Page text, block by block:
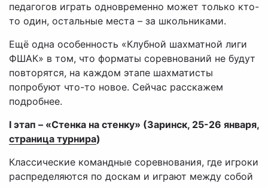
педагогов играть одновременно может только кто-
то один, остальные места – за школьниками.
Ещё одна особенность «Клубной шахматной лиги
ФШАК» в том, что форматы соревнований не будут
повторятся, на каждом этапе шахматисты
попробуют что-то новое. Сейчас расскажем
подробнее.
I этап – «Стенка на стенку» (Заринск, 25-26 января,
страница турнира)
Классические командные соревнования, где игроки
распределяются по доскам и играют между собой